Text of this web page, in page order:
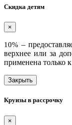
Скидка детям
×
10% –
верхнее или за
применена только
Закрыть
Круизы в рассрочку
×